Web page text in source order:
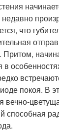
что
Притом,
в
покоя. В
вечно-
способная